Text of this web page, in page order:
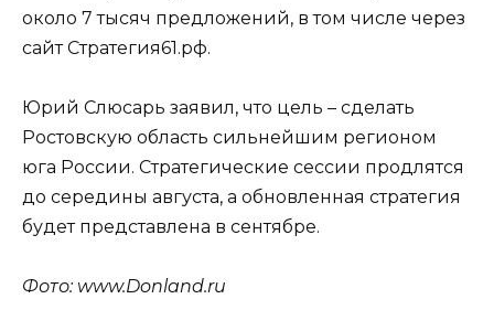
около 7 тысяч предложений, в том числе через
сайт Стратегия61.рф.
Юрий Слюсарь заявил, что цель – сделать
Ростовскую область сильнейшим регионом
юга России. Стратегические сессии продлятся
до середины августа, а обновленная стратегия
будет представлена в сентябре.
Фото: www.Donland.ru